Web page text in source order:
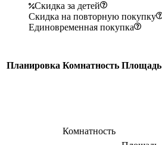
Скидка за детей
Скидка на повторную покупку
Единовременная покупка
Планировка Комнатность Площадь
Комнатность